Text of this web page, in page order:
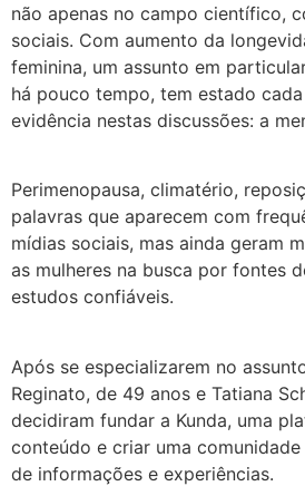
não apenas no campo científico,
sociais. Com aumento da
feminina, um assunto em
há pouco tempo, tem estado
evidência nestas discussões: a
Perimenopausa, climatério,
palavras que aparecem com
mídias sociais, mas ainda geram
as mulheres na busca por fontes
estudos confiáveis.
Após se especializarem no
Reginato, de 49 anos e Tatiana
decidiram fundar a Kunda, uma
conteúdo e criar uma
de informações e experiências.